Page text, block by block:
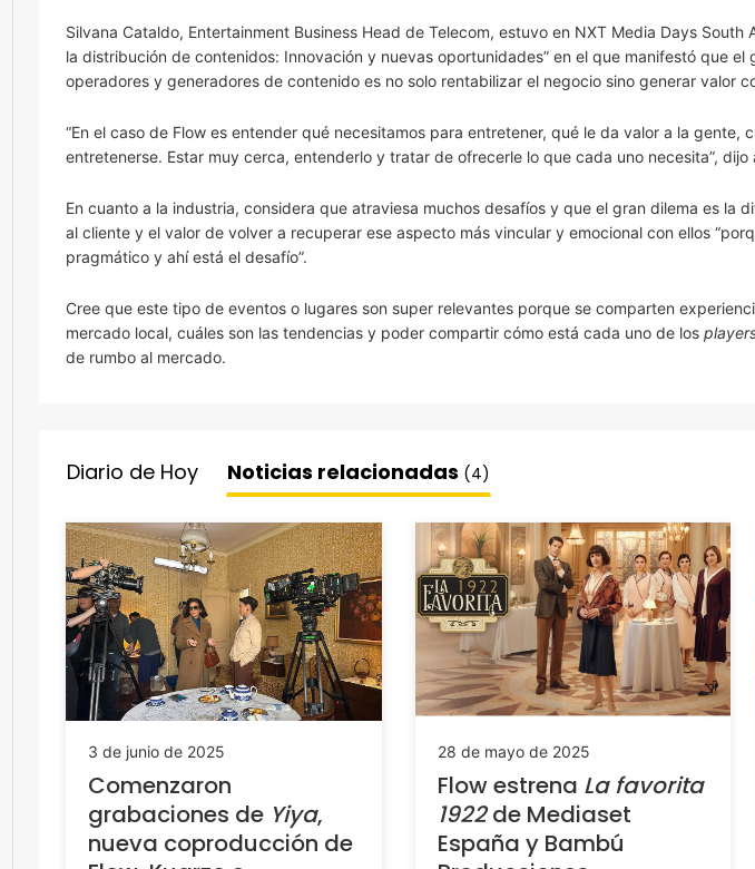
Silvana Cataldo, Entertainment Business Head de Telecom, estuvo en NXT Media Days South
la distribución de contenidos: Innovación y nuevas oportunidades” en el que manifestó que
operadores y generadores de contenido es no solo rentabilizar el negocio sino generar valor
“En el caso de Flow es entender qué necesitamos para entretener, qué le da valor a la gente,
entretenerse. Estar muy cerca, entenderlo y tratar de ofrecerle lo que cada uno necesita”, dijo
En cuanto a la industria, considera que atraviesa muchos desafíos y que el gran dilema es la
al cliente y el valor de volver a recuperar ese aspecto más vincular y emocional con ellos
pragmático y ahí está el desafío”.
Cree que este tipo de eventos o lugares son super relevantes porque se comparten
mercado local, cuáles son las tendencias y poder compartir cómo está cada uno de los
de rumbo al mercado.
Diario de Hoy Noticias relacionadas (4)
3 de junio de 2025
Comenzaron
grabaciones de Yiya,
nueva coproducción de
28 de mayo de 2025
Flow estrena La favorita
1922de Mediaset
España y Bambú